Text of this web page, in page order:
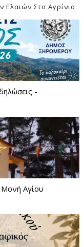
Στο Αγρίνιο
-
Μονή Αγίου